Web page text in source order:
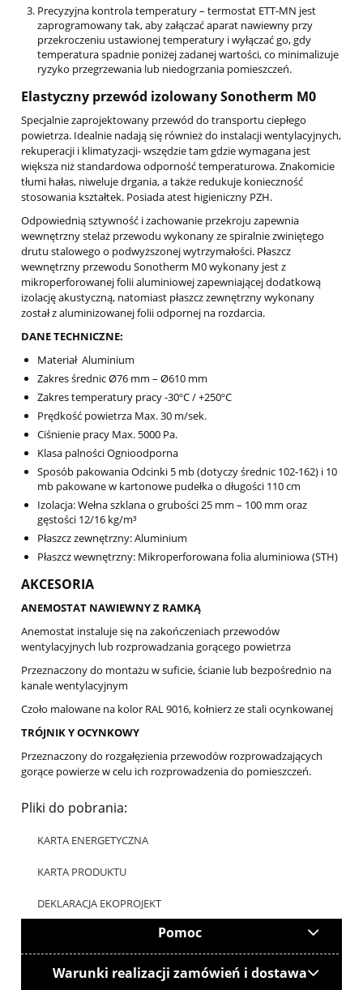
Precyzyjna kontrola temperatury – termostat ETT-MN jest
zaprogramowany tak, aby załączać aparat nawiewny przy
przekroczeniu ustawionej temperatury i wyłączać go, gdy
temperatura spadnie poniżej zadanej wartości, co minimalizuje
ryzyko przegrzewania lub niedogrzania pomieszczeń.
Elastyczny przewód izolowany Sonotherm M0
Specjalnie zaprojektowany przewód do transportu ciepłego
powietrza. Idealnie nadają się również do instalacji wentylacyjnych,
rekuperacji i klimatyzacji- wszędzie tam gdzie wymagana jest
większa niż standardowa odporność temperaturowa. Znakomicie
tłumi hałas, niweluje drgania, a także redukuje konieczność
stosowania kształtek. Posiada atest higieniczny PZH.
Odpowiednią sztywność i zachowanie przekroju zapewnia
wewnętrzny stelaż przewodu wykonany ze spiralnie zwiniętego
drutu stalowego o podwyższonej wytrzymałości. Płaszcz
wewnętrzny przewodu Sonotherm M0 wykonany jest z
mikroperforowanej folii aluminiowej zapewniającej dodatkową
izolację akustyczną, natomiast płaszcz zewnętrzny wykonany
został z aluminizowanej folii odpornej na rozdarcia.
DANE TECHNICZNE:
Materiał Aluminium
Zakres średnic Ø76 mm – Ø610 mm
Zakres temperatury pracy -30ºC / +250ºC
Prędkość powietrza Max. 30 m/sek.
Ciśnienie pracy Max. 5000 Pa.
Klasa palności Ognioodporna
Sposób pakowania Odcinki 5 mb (dotyczy średnic 102-162) i 10
mb pakowane w kartonowe pudełka o długości 110 cm
Izolacja: Wełna szklana o grubości 25 mm – 100 mm oraz
gęstości 12/16 kg/m³
Płaszcz zewnętrzny: Aluminium
Płaszcz wewnętrzny: Mikroperforowana folia aluminiowa (STH)
AKCESORIA
ANEMOSTAT NAWIEWNY Z RAMKĄ
Anemostat instaluje się na zakończeniach przewodów
wentylacyjnych lub rozprowadzania gorącego powietrza
Przeznaczony do montażu w suficie, ścianie lub bezpośrednio na
kanale wentylacyjnym
Czoło malowane na kolor RAL 9016, kołnierz ze stali ocynkowanej
TRÓJNIK Y OCYNKOWY
Przeznaczony do rozgałęzienia przewodów rozprowadzających
gorące powierze w celu ich rozprowadzenia do pomieszczeń.
Pliki do pobrania:
KARTA ENERGETYCZNA
KARTA PRODUKTU
DEKLARACJA EKOPROJEKT
Pomoc
Warunki realizacji zamówień i dostawa